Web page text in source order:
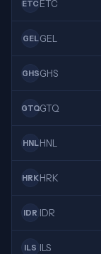
ETC ETC
GEL GEL
GHSGHS
GTQGTQ
HNL HNL
HRKHRK
IDR IDR
ILS ILS